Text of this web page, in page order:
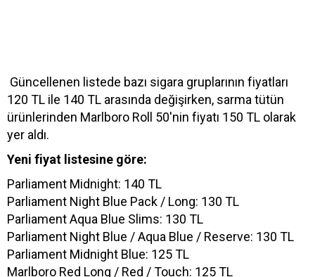
Güncellenen listede bazı sigara gruplarının fiyatları
120 TL ile 140 TL arasında değişirken, sarma tütün
ürünlerinden Marlboro Roll 50'nin fiyatı 150 TL olarak
yer aldı.
Yeni fiyat listesine göre:
Parliament Midnight: 140 TL
Parliament Night Blue Pack / Long: 130 TL
Parliament Aqua Blue Slims: 130 TL
Parliament Night Blue / Aqua Blue / Reserve: 130 TL
Parliament Midnight Blue: 125 TL
Marlboro Red Long / Red / Touch: 125 TL